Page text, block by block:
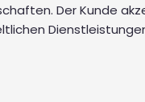
Der Kunde